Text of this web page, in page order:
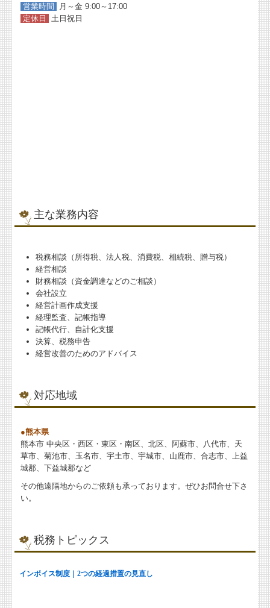
営業時間
月～金 9:00～17:00
定休日
土日祝日
主な業務内容
税務相談（所得税、法人税、消費税、相続税、贈与税）
経営相談
財務相談（資金調達などのご相談）
会社設立
経営計画作成支援
経理監査、記帳指導
記帳代行、自計化支援
決算、税務申告
経営改善のためのアドバイス
対応地域
●熊本県
熊本市 中央区・西区・東区・南区、北区、阿蘇市、八代市、天
草市、菊池市、玉名市、宇土市、宇城市、山鹿市、合志市、上益
城郡、下益城郡など
その他遠隔地からのご依頼も承っております。ぜひお問合せ下さ
い。
税務トピックス